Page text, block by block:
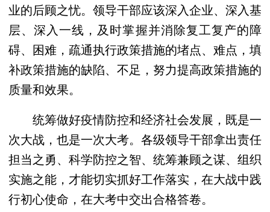
业的后顾之忧。领导干部应该深入企业、深入基
层、深入一线，及时掌握并消除复工复产的障
碍、困难，疏通执行政策措施的堵点、难点，填
补政策措施的缺陷、不足，努力提高政策措施的
质量和效果。
统筹做好疫情防控和经济社会发展，既是一
次大战，也是一次大考。各级领导干部拿出责任
担当之勇、科学防控之智、统筹兼顾之谋、组织
实施之能，才能切实抓好工作落实，在大战中践
行初心使命，在大考中交出合格答卷。